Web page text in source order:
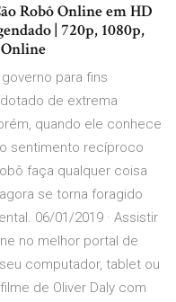
Robô Online em HD
| 720p, 1080p,
para fins
de extrema
quando ele conhece
sentimento recíproco
faça qualquer coisa
se torna foragido
06/01/2019 · Assistir
no melhor portal de
computador, tablet ou
de Oliver Daly com